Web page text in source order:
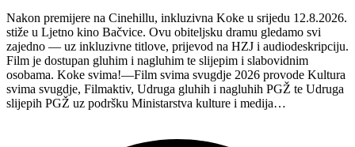
Hvaru”
Nakon premijere na Cinehillu, inkluzivna Koke u srijedu 12.8.2026.
stiže u Ljetno kino Bačvice. Ovu obiteljsku dramu gledamo svi
zajedno — uz inkluzivne titlove, prijevod na HZJ i audiodeskripciju.
Film je dostupan gluhim i nagluhim te slijepim i slabovidnim
osobama. Koke svima!—Film svima svugdje 2026 provode Kultura
svima svugdje, Filmaktiv, Udruga gluhih i nagluhih PGŽ te Udruga
slijepih PGŽ uz podršku Ministarstva kulture i medija…